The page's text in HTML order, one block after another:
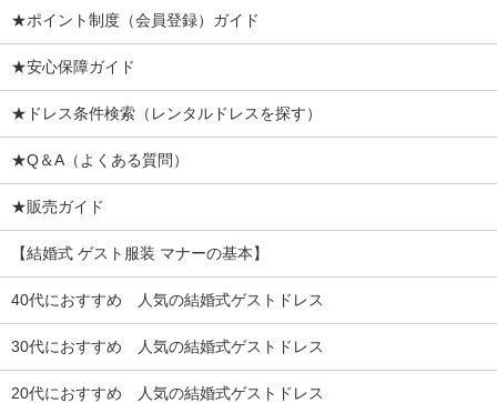
★ポイント制度（会員登録）ガイド
★安心保障ガイド
★ドレス条件検索（レンタルドレスを探す）
★Q＆A（よくある質問）
★販売ガイド
【結婚式 ゲスト服装 マナーの基本】
40代におすすめ 人気の結婚式ゲストドレス
30代におすすめ 人気の結婚式ゲストドレス
20代におすすめ 人気の結婚式ゲストドレス